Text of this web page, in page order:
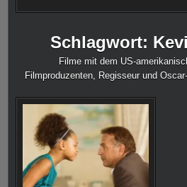
Schlagwort:
Filme mit dem US-
Filmproduzenten, Regisseur und